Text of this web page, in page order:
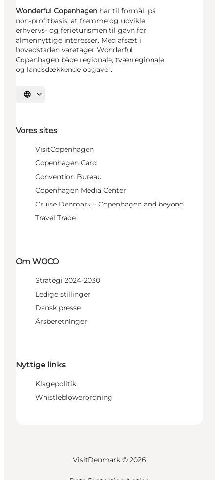
Wonderful Copenhagen har til formål, på
non-profitbasis, at fremme og udvikle
erhvervs- og ferieturismen til gavn for
almennyttige interesser. Med afsæt i
hovedstaden varetager Wonderful
Copenhagen både regionale, tværregionale
og landsdækkende opgaver.
Vælg sprog
Vores sites
VisitCopenhagen
Copenhagen Card
Convention Bureau
Copenhagen Media Center
Cruise Denmark – Copenhagen and beyond
Travel Trade
Om WOCO
Strategi 2024-2030
Ledige stillinger
Dansk presse
Årsberetninger
Nyttige links
Klagepolitik
Whistleblowerordning
VisitDenmark © 2026